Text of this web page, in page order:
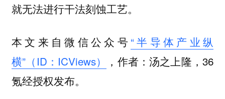
就无法进行干法刻蚀工艺。
本文来自微信公众号 “半导体产业纵
横”（ID：ICViews）
，作者：汤之上隆，36
氪经授权发布。